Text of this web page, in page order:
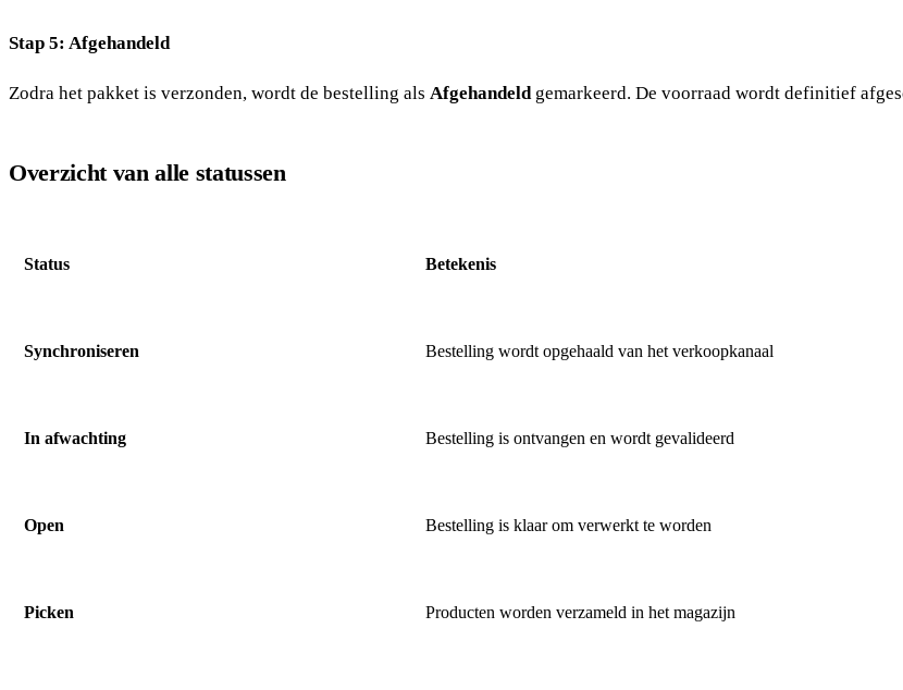
Stap 5: Afgehandeld
Zodra het pakket is verzonden, wordt de bestelling als Afgehandeldgemarkeerd. De voorraad wordt definitief
Overzicht van alle statussen
Status Betekenis
Synchroniseren Bestelling wordt opgehaald van het verkoopkanaal
In afwachting Bestelling is ontvangen en wordt gevalideerd
Open Bestelling is klaar om verwerkt te worden
Picken Producten worden verzameld in het magazijn